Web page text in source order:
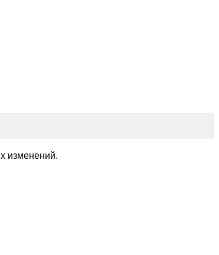
изменений.